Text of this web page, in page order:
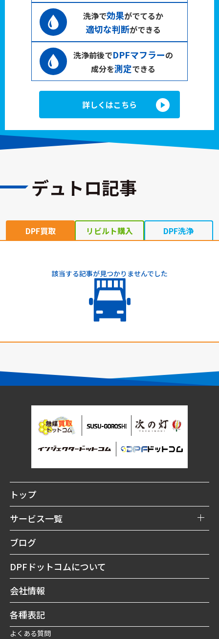
洗浄で効果がでてるか
適切な判断ができる
洗浄前後でDPFマフラーの
成分を測定できる
詳しくはこちら
デュトロ記事
DPF買取 リビルト購入 DPF洗浄
該当する記事が見つかりませんでした
トップ
サービス一覧
DPFリビルト購入
DPF洗浄修理
DPF予防
ブログ
DPFドットコムについて
会社情報
各種表記
よくある質問